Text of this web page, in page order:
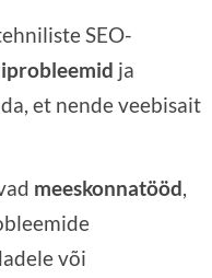
SEO-
ja
et nende veebisait
meeskonnatööd
või